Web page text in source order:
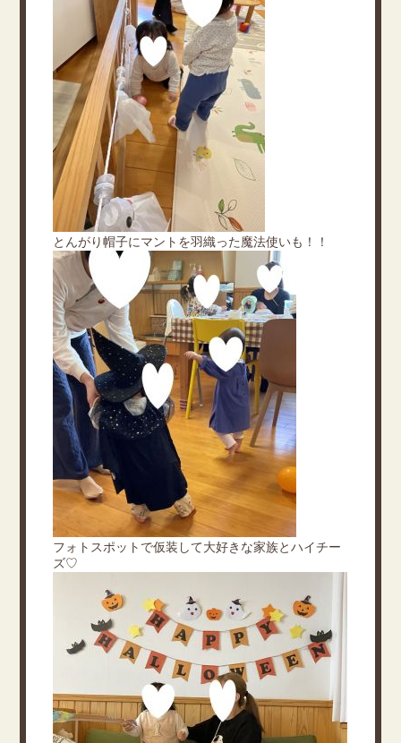
とんがり帽子にマントを羽織った魔法使いも！！
フォトスポットで仮装して大好きな家族とハイチー
ズ♡